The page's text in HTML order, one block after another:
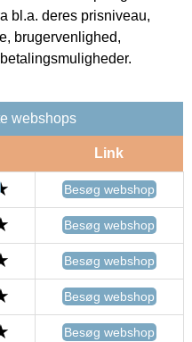
bl.a. deres prisniveau,
brugervenlighed,
webshops
Link
Besøg webshop
Besøg webshop
Besøg webshop
Besøg webshop
Besøg webshop